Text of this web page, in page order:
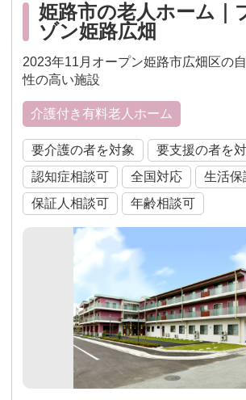
姫路市の老人ホーム｜
ゾン姫路広畑
2023年11月オープン姫路市広畑区の
性の高い施設
介護付き有料老人ホーム
要介護の者を対象
要支援の者を
認知症相談可
全国対応
生活保
保証人相談可
年齢相談可